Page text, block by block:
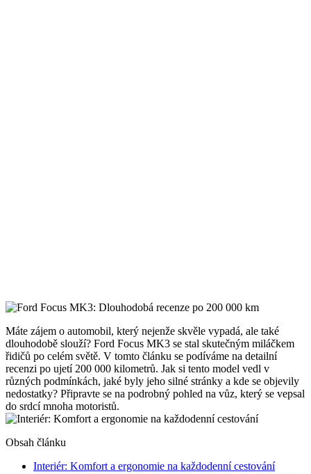
Máte zájem o automobil, který nejenže skvěle vypadá, ale také
dlouhodobě slouží? Ford Focus MK3 se stal skutečným miláčkem
řidičů po celém světě. V tomto článku se podíváme na detailní
recenzi po ujetí 200 000 kilometrů. Jak si tento model vedl v
různých podmínkách, jaké byly jeho silné stránky a kde se objevily
nedostatky? Připravte se na podrobný pohled na vůz, který se vepsal
do srdcí mnoha motoristů.
Obsah článku
Interiér: Komfort a ergonomie na každodenní cestování